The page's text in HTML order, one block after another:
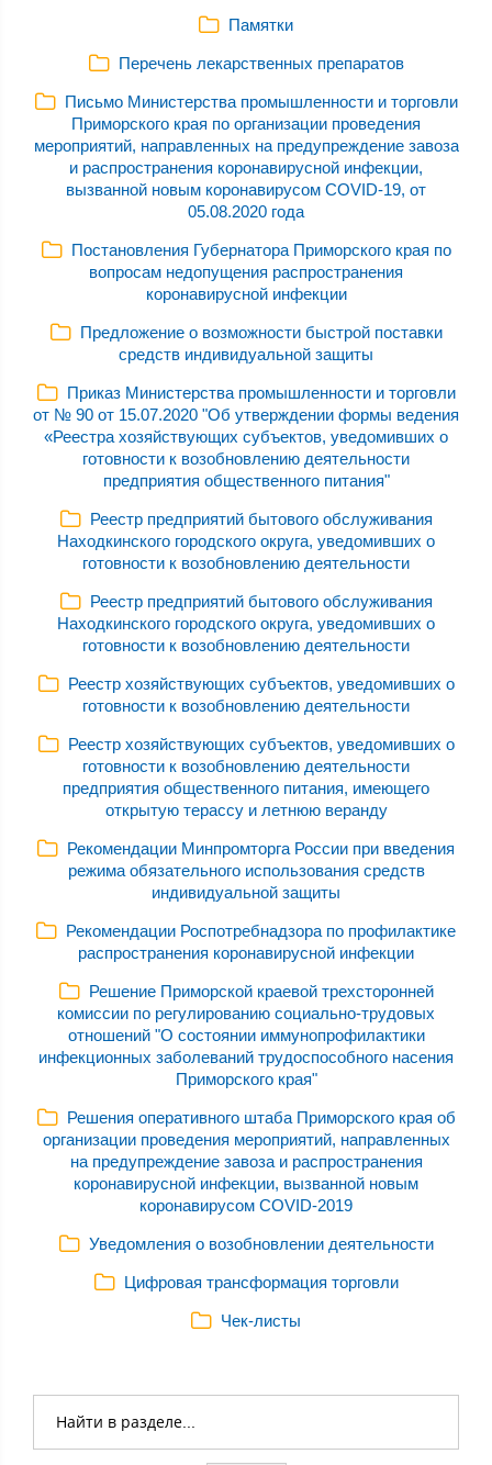
Памятки
Перечень лекарственных препаратов
Письмо Министерства промышленности и торговли
Приморского края по организации проведения
мероприятий, направленных на предупреждение завоза
и распространения коронавирусной инфекции,
вызванной новым коронавирусом COVID-19, от
05.08.2020 года
Постановления Губернатора Приморского края по
вопросам недопущения распространения
коронавирусной инфекции
Предложение о возможности быстрой поставки
средств индивидуальной защиты
Приказ Министерства промышленности и торговли
от № 90 от 15.07.2020 "Об утверждении формы ведения
«Реестра хозяйствующих субъектов, уведомивших о
готовности к возобновлению деятельности
предприятия общественного питания"
Реестр предприятий бытового обслуживания
Находкинского городского округа, уведомивших о
готовности к возобновлению деятельности
Реестр предприятий бытового обслуживания
Находкинского городского округа, уведомивших о
готовности к возобновлению деятельности
Реестр хозяйствующих субъектов, уведомивших о
готовности к возобновлению деятельности
Реестр хозяйствующих субъектов, уведомивших о
готовности к возобновлению деятельности
предприятия общественного питания, имеющего
открытую терассу и летнюю веранду
Рекомендации Минпромторга России при введения
режима обязательного использования средств
индивидуальной защиты
Рекомендации Роспотребнадзора по профилактике
распространения коронавирусной инфекции
Решение Приморской краевой трехсторонней
комиссии по регулированию социально-трудовых
отношений "О состоянии иммунопрофилактики
инфекционных заболеваний трудоспособного насения
Приморского края"
Решения оперативного штаба Приморского края об
организации проведения мероприятий, направленных
на предупреждение завоза и распространения
коронавирусной инфекции, вызванной новым
коронавирусом COVID-2019
Уведомления о возобновлении деятельности
Цифровая трансформация торговли
Чек-листы